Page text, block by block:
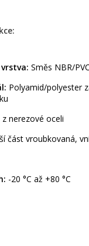
Směs NBR/PVC
Polyamid/polyester
nerezové oceli
část vroubkovaná,
-20 °C až +80 °C